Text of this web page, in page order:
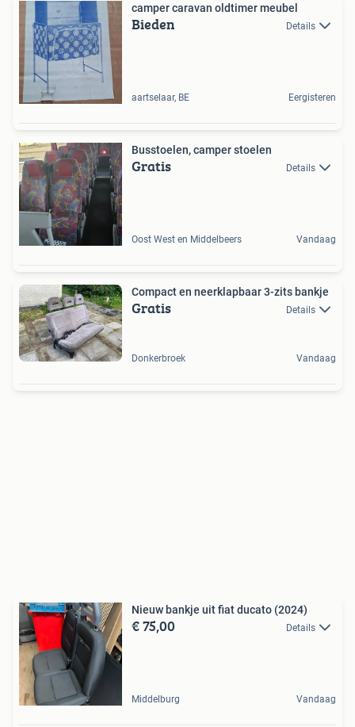
camper caravan oldtimer meubel
Bieden Details
aartselaar, BE Eergisteren
Busstoelen, camper stoelen
Gratis Details
Oost West en Middelbeers Vandaag
Compact en neerklapbaar 3-zits bankje
Gratis Details
Donkerbroek Vandaag
Nieuw bankje uit fiat ducato (2024)
€ 75,00 Details
Middelburg Vandaag